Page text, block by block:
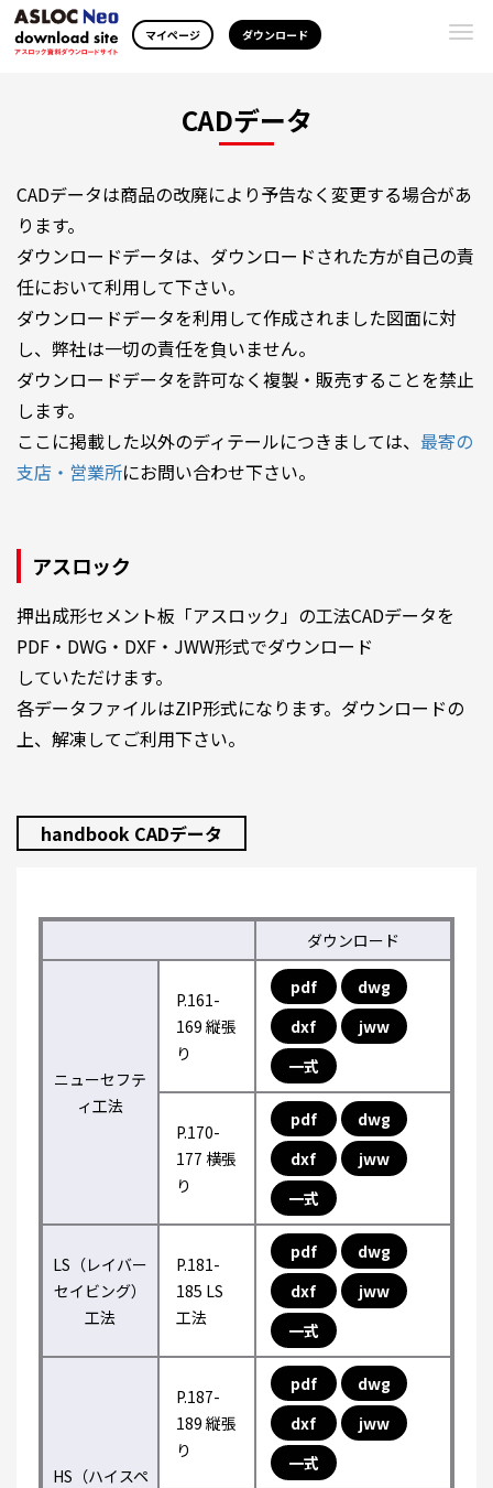
マイページ ダウンロード
CADデータ
CADデータは商品の改廃により予告なく変更する場合があ
ります。
ダウンロードデータは、ダウンロードされた方が自己の責
任において利用して下さい。
ダウンロードデータを利用して作成されました図面に対
し、弊社は一切の責任を負いません。
ダウンロードデータを許可なく複製・販売することを禁止
します。
ここに掲載した以外のディテールにつきましては、 最寄の
支店・営業所にお問い合わせ下さい。
アスロック
押出成形セメント板「アスロック」の工法CADデータを
PDF・DWG・DXF・JWW形式でダウンロード
していただけます。
各データファイルはZIP形式になります。ダウンロードの
上、解凍してご利用下さい。
handbook CADデータ
ダウンロード
ニューセフテ
ィ工法
P.161-
169 縦張
り
pdf
dwg
dxf
jww
一式
P.170-
177 横張
り
pdf
dwg
dxf
jww
一式
LS（レイバー
セイビング）
工法
P.181-
185 LS
工法
pdf
dwg
dxf
jww
一式
HS（ハイスペ
P.187-
189 縦張
り
pdf
dwg
dxf
jww
一式